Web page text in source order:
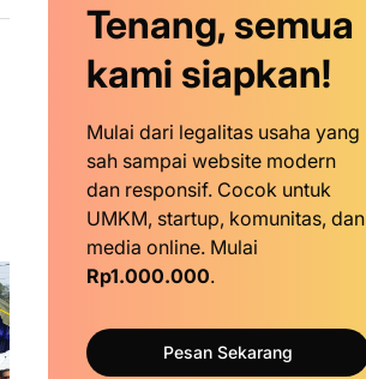
Tenang, semua
kami siapkan!
Mulai dari legalitas usaha yang
sah sampai website modern
dan responsif. Cocok untuk
UMKM, startup, komunitas, dan
media online. Mulai
Rp1.000.000.
Pesan Sekarang